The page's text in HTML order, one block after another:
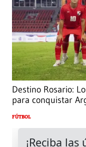
Destino Rosario:
para conquistar
FÚTBOL